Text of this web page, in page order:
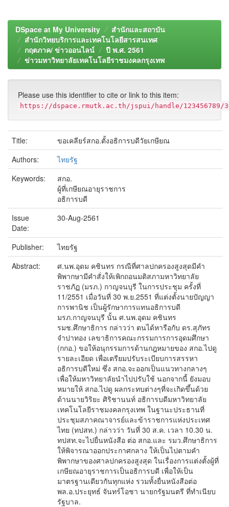
DSpace at My University
สำนักและสถาบัน
สำนักวิทยบริการและเทคโนโลยีสารสนเทศ
กฤตภาค/ ข่าวออนไลน์
ปี พ.ศ. 2561
ข่าวมหาวิทยาลัยเทคโนโลยีราชมงคลกรุงเทพ
Please use this identifier to cite or link to this item:
https://dspace.rmutk.ac.th/jspui/handle/123456789/
Title:
ขอเคลียร์สกอ.ตั้งอธิการบดีวัยเกษียณ
Authors:
ไทยรัฐ
Keywords:
สกอ.
ผู้ที่เกษียณอายุราชการ
อธิการบดี
Issue
Date:
30-Aug-2561
Publisher:
ไทยรัฐ
Abstract:
ศ.นพ.อุดม คชินทร กรณีที่ศาลปกครองสูงสุดมีคำ
พิพากษามีคำสั่งให้เพิกถอนมติสภามหาวิทยาลัย
ราชภัฏ (มรภ.) กาญจนบุรี ในการประชุม ครั้งที่
11/2551 เมื่อวันที่ 30 พ.ย.2551 ที่แต่งตั้งนายปัญญา
การพานิช เป็นผู้รักษาการแทนอธิการบดี
มรภ.กาญจนบุรี นั้น ศ.นพ.อุดม คชินทร
รมช.ศึกษาธิการ กล่าวว่า ตนได้หารือกับ ดร.สุภัทร
จำปาทอง เลขาธิการคณะกรรมการการอุดมศึกษา
(กกอ.) ขอให้อนุกรรมการด้านกฎหมายของ สกอ.ไปดู
รายละเอียด เพื่อเตรียมปรับระเบียบการสรรหา
อธิการบดีใหม่ ซึ่ง สกอ.จะออกเป็นแนวทางกลางๆ
เพื่อให้มหาวิทยาลัยนำไปปรับใช้ นอกจากนี้ ยังมอบ
หมายให้ สกอ.ไปดู ผลกระทบต่างๆที่จะเกิดขึ้นด้วย
ด้านนายวิริยะ ศิริชานนท์ อธิการบดีมหาวิทยาลัย
เทคโนโลยีราชมงคลกรุงเทพ ในฐานะประธานที่
ประชุมสภาคณาจารย์และข้าราชการแห่งประเทศ
ไทย (ทปสท.) กล่าวว่า วันที่ 30 ส.ค. เวลา 10.30 น.
ทปสท.จะไปยื่นหนังสือ ต่อ สกอ.และ รมว.ศึกษาธิการ
ให้พิจารณาออกประกาศกลาง ให้เป็นไปตามคำ
พิพากษาของศาลปกครองสูงสุด ในเรื่องการแต่งตั้งผู้ที่
เกษียณอายุราชการเป็นอธิการบดี เพื่อให้เป็น
มาตรฐานเดียวกันทุกแห่ง รวมทั้งยื่นหนังสือต่อ
พล.อ.ประยุทธ์ จันทร์โอชา นายกรัฐมนตรี ที่ทำเนียบ
รัฐบาล.